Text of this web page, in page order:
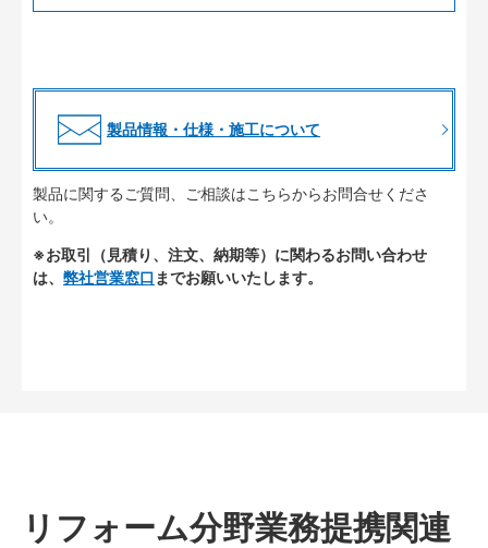
製品情報・仕様・施工について
製品に関するご質問、ご相談はこちらからお問合せくださ
い。
※お取引（見積り、注文、納期等）に関わるお問い合わせ
は、 弊社営業窓口 までお願いいたします。
リフォーム分野業務提携関連